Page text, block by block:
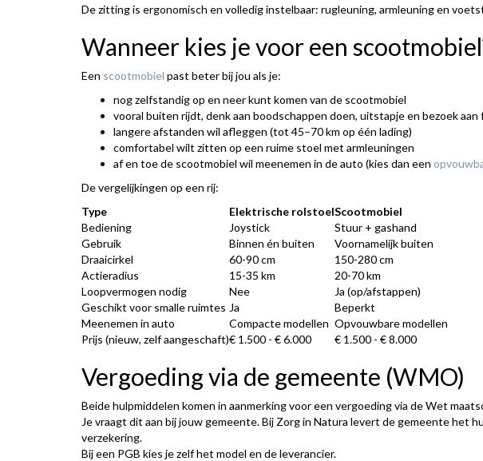
De zitting is ergonomisch en volledig instelbaar: rugleuning, armleuning en
Wanneer kies je voor een
Een scootmobiel past beter bij jou als je:
nog zelfstandig op en neer kunt komen van de scootmobiel
vooral buiten rijdt, denk aan boodschappen doen, uitstapje en bezoek aan
langere afstanden wil afleggen (tot 45–70 km op één lading)
comfortabel wilt zitten op een ruime stoel met armleuningen
af en toe de scootmobiel wil meenemen in de auto (kies dan een
De vergelijkingen op een rij:
Type
Elektrische rolstoelScootmobiel
Bediening
Joystick
Stuur + gashand
Gebruik
Binnen én buiten
Voornamelijk buiten
Draaicirkel
60-90 cm
150-280 cm
Actieradius
15-35 km
20-70 km
Loopvermogen nodig
Nee
Ja (op/afstappen)
Geschikt voor smalle ruimtes Ja
Beperkt
Meenemen in auto
Compacte modellen Opvouwbare modellen
Prijs (nieuw, zelf aangeschaft)€ 1.500 - € 6.000 € 1.500 - € 8.000
Vergoeding via de gemeente (WMO)
Beide hulpmiddelen komen in aanmerking voor een vergoeding via de Wet
Je vraagt dit aan bij jouw gemeente. Bij Zorg in Natura levert de gemeente het
verzekering.
Bij een PGB kies je zelf het model en de leverancier.